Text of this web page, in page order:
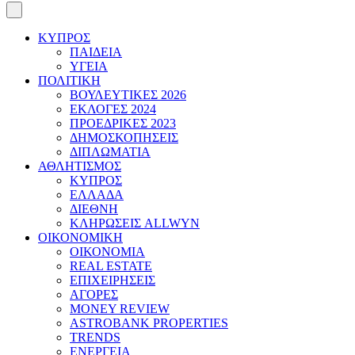
ΚΥΠΡΟΣ
ΠΑΙΔΕΙΑ
ΥΓΕΙΑ
ΠΟΛΙΤΙΚΗ
ΒΟΥΛΕΥΤΙΚΕΣ 2026
ΕΚΛΟΓΕΣ 2024
ΠΡΟΕΔΡΙΚΕΣ 2023
ΔΗΜΟΣΚΟΠΗΣΕΙΣ
ΔΙΠΛΩΜΑΤΙΑ
ΑΘΛΗΤΙΣΜΟΣ
ΚΥΠΡΟΣ
ΕΛΛΑΔΑ
ΔΙΕΘΝΗ
ΚΛΗΡΩΣΕΙΣ ALLWYN
ΟΙΚΟΝΟΜΙΚΗ
ΟΙΚΟΝΟΜΙΑ
REAL ESTATE
ΕΠΙΧΕΙΡΗΣΕΙΣ
ΑΓΟΡΕΣ
MONEY REVIEW
ASTROBANK PROPERTIES
TRENDS
ΕΝΕΡΓΕΙΑ